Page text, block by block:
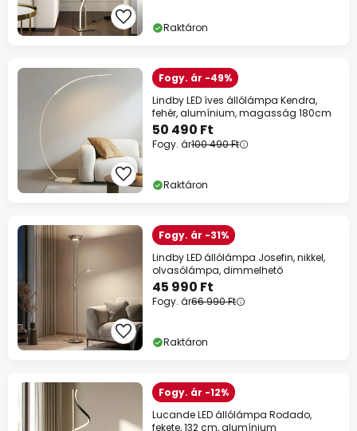
Raktáron
Fogy. ár -49%
Lindby LED íves állólámpa Kendra,
fehér, alumínium, magasság 180cm
50 490 Ft
Fogy. ár100 490 Ft
Raktáron
Fogy. ár -31%
Lindby LED állólámpa Josefin, nikkel,
olvasólámpa, dimmelhető
45 990 Ft
Fogy. ár66 990 Ft
Raktáron
Fogy. ár -12%
Lucande LED állólámpa Rodado,
fekete, 132 cm, alumínium